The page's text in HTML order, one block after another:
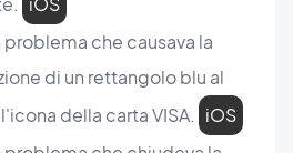
problema che causava la
di un rettangolo blu al
della carta VISA. iOS